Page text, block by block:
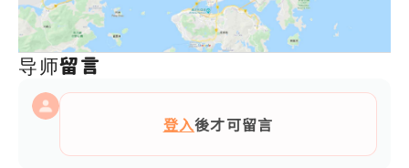
导师留言
登入後才可留言